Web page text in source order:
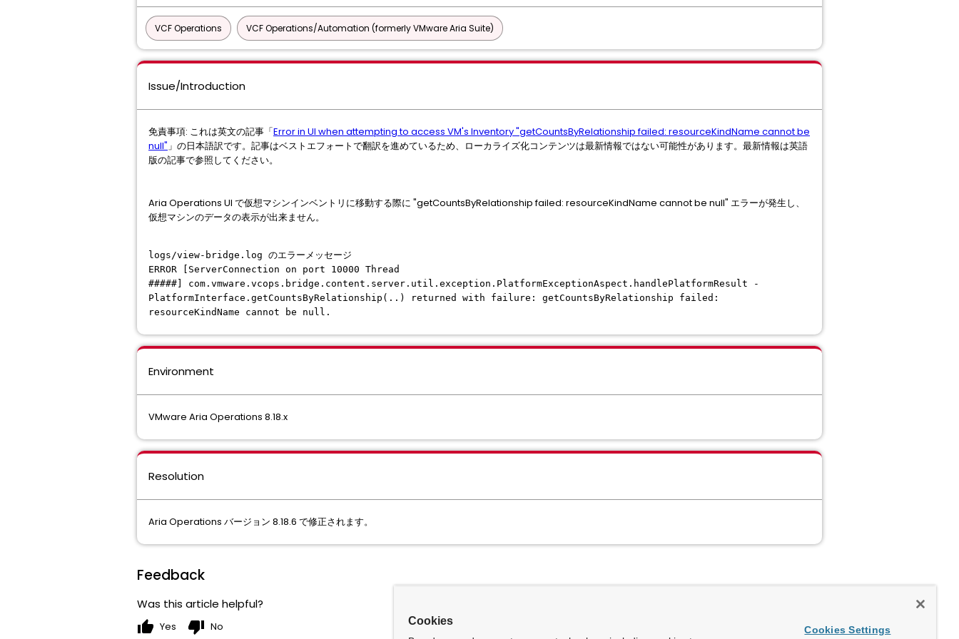
VCF Operations VCF Operations/Automation (formerly VMware Aria Suite)
Issue/Introduction
免責事項: これは英文の記事「Error in UI when attempting to access VM's Inventory "getCountsByRelationship failed: resourceKindName cannot be
null"」の日本語訳です。記事はベストエフォートで翻訳を進めているため、ローカライズ化コンテンツは最新情報ではない可能性があります。最新情報は英語
版の記事で参照してください。
Aria Operations UI で仮想マシンインベントリに移動する際に "getCountsByRelationship failed: resourceKindName cannot be null" エラーが発生し、
仮想マシンのデータの表示が出来ません。
logs/view-bridge.log のエラーメッセージ
ERROR [ServerConnection on port 10000 Thread
#####] com.vmware.vcops.bridge.content.server.util.exception.PlatformExceptionAspect.handlePlatformResult -
PlatformInterface.getCountsByRelationship(..) returned with failure: getCountsByRelationship failed:
resourceKindName cannot be null.
Environment
VMware Aria Operations 8.18.x
Resolution
Aria Operations バージョン 8.18.6 で修正されます。
Feedback
Was this article helpful?
thumb_up Yes thumb_down No Cookies
Cookies Settings